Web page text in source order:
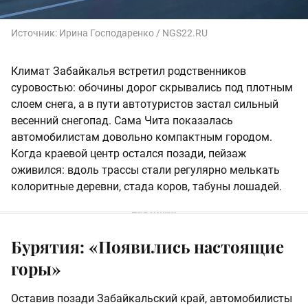
Источник: Ирина Господаренко / NGS22.RU
Климат Забайкалья встретил родственников
суровостью: обочины дорог скрывались под плотным
слоем снега, а в пути автотуристов застал сильный
весенний снегопад. Сама Чита показалась
автомобилистам довольно компактным городом.
Когда краевой центр остался позади, пейзаж
оживился: вдоль трассы стали регулярно мелькать
колоритные деревни, стада коров, табуны лошадей.
Бурятия: «Появились настоящие
горы»
Оставив позади Забайкальский край, автомобилисты